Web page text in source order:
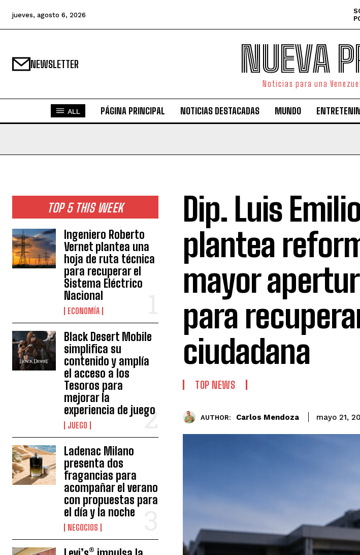
jueves, agosto 6, 2026
NEWSLETTER NUEVA
Noticias para una
ALL PÁGINA PRINCIPAL NOTICIAS DESTACADAS MUNDO
TOP 5 THIS WEEK
Ingeniero Roberto
Vernet plantea una
hoja de ruta técnica
para recuperar el
Sistema Eléctrico
Nacional
ECONOMÍA
Black Desert Mobile
simplifica su
contenido y amplía
el acceso a los
Tesoros para
mejorar la
experiencia de juego
JUEGO
Ladenac Milano
presenta dos
fragancias para
acompañar el verano
con propuestas para
el día y la noche
NEGOCIOS
Dip. Luis
plantea
mayor
para
ciudadana
TOP NEWS
AUTHOR: Carlos Mendoza mayo 21,